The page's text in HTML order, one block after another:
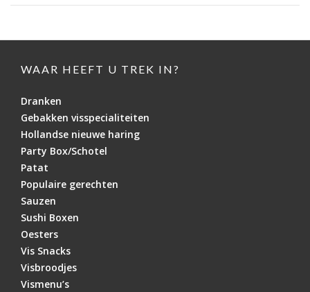
WAAR HEEFT U TREK IN?
Dranken
Gebakken visspecialiteiten
Hollandse nieuwe haring
Party Box/Schotel
Patat
Populaire gerechten
Sauzen
Sushi Boxen
Oesters
Vis Snacks
Visbroodjes
Vismenu’s